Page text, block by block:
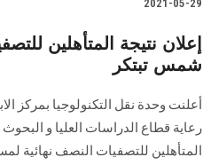
2021-05-29
إعلان نتيجة المتأهلين
شمس تبتكر
رعاية قطاع الدراسات العليا و